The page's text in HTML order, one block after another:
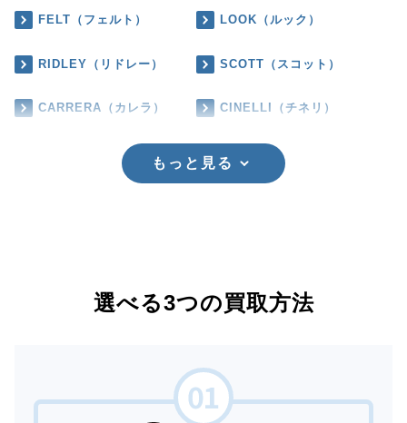
FELT（フェルト） LOOK（ルック）
RIDLEY（リドレー） SCOTT（スコット）
CARRERA（カレラ） CINELLI（チネリ）
もっと見る
選べる3つの買取方法